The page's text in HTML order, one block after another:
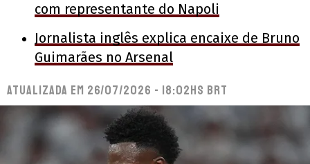
com representante do Napoli
Jornalista inglês explica encaixe de Bruno
Guimarães no Arsenal
Atualizada em 26/07/2026 - 18:02hs BRT